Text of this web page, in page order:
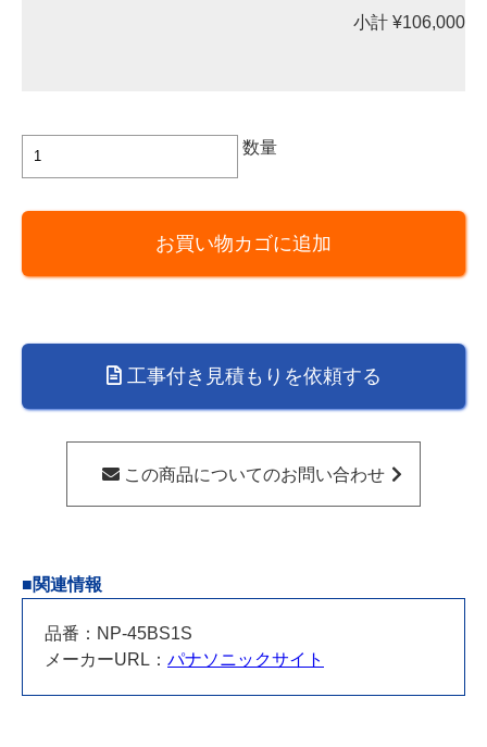
小計 ¥106,000
数量
Panasonic
製
い
機
45BS1S(ハ
事
れ
お買い物カゴに追加
工事付き見積もりを依頼する
この商品についてのお問い合わせ
■関連情報
品番：NP-45BS1S
メーカーURL： パナソニックサイト